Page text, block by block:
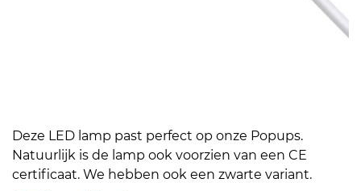
Deze LED lamp past perfect op onze Popups.
Natuurlijk is de lamp ook voorzien van een CE
certificaat. We hebben ook een zwarte variant.